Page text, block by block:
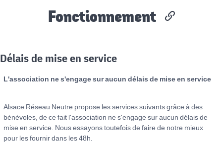
Fonctionnement
Délais de mise en service
L'association ne s'engage sur aucun délais de mise en service
Alsace Réseau Neutre propose les services suivants grâce à des
bénévoles, de ce fait l'association ne s'engage sur aucun délais de
mise en service. Nous essayons toutefois de faire de notre mieux
pour les fournir dans les 48h.